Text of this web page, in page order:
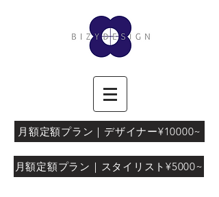
月額定額プラン｜デザイナー¥10000~
月額定額プラン｜スタイリスト¥5000~